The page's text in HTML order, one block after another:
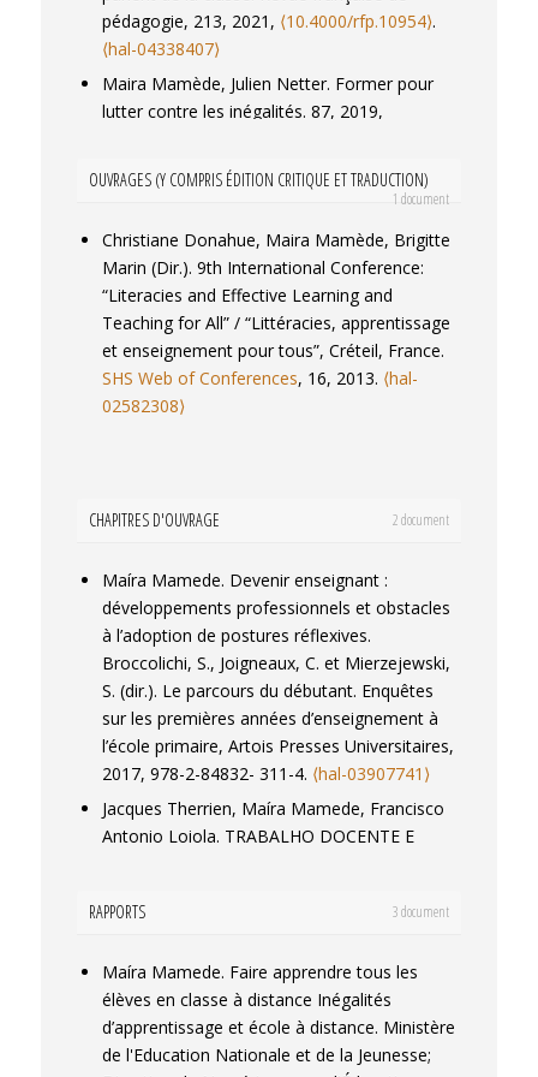
Toledo Cruz. Cahiers de la recherche sur
l'éducation et les savoirs.
Cahiers de la
20.⟨hal-03907648⟩
LA CONSTRUCTION DE LA CLASSE.
, 2020, 29, pp.35-
47.⟨halshs-04338817⟩
Maíra Mamede, Patrick Rayou. Prendre au
sérieux la part active des Élèves dans la
construction de la classe.Recherches en
Didactiques, 2020, N° 29 (1), pp.35-47.
⟨10.3917/rdid.029.0035⟩.⟨hal-03907603⟩
Claire Benveniste, Maíra de Araújo Mamede,
em contextos contrastados através de
Perspectiva, 2020, 38 (3), pp.1-22.
⟨10.5007/2175-795X.2020.e69997⟩. ⟨hal-
03370025⟩
Maira De Araujo Mamede. O corpo docente
frente às políticas de educação prioritária na
França: formação, entrada no trabalho e
trajetórias profissionais. Educar em Revista,
2020, 36 (HS3),⟨10.1590/0104-4060.69771⟩
⟨hal-03907449⟩
Maíra de Araujo Mamede. O corpo docente
França: formação, entrada no trabalho e
2020, 36,
⟨10.1590/0104-4060.69771⟩ .
03907615⟩
Sylvain Broccolichi, Maíra Mamede, Vanda
Mendes Ribeiro, M Cruz. Un cas extrême de
pédagogie, 213, 2021, ⟨10.4000/rfp.10954⟩.
⟨hal-04338407⟩
Maira Mamède, Julien Netter. Former pour
lutter contre les inégalités. 87, 2019,
OUVRAGES (Y COMPRIS ÉDITION CRITIQUE ET TRADUCTION)
1 document
Christiane Donahue, Maira Mamède, Brigitte
Marin (Dir.). 9th International Conference:
“Literacies and Effective Learning and
Teaching for All” / “Littéracies, apprentissage
et enseignement pour tous”, Créteil, France.
SHS Web of Conferences, 16, 2013. ⟨hal-
02582308⟩
CHAPITRES D'OUVRAGE 2 document
Maíra Mamede. Devenir enseignant :
développements professionnels et obstacles
à l’adoption de postures réflexives.
Broccolichi, S., Joigneaux, C. et Mierzejewski,
S. (dir.). Le parcours du débutant. Enquêtes
sur les premières années d’enseignement à
l’école primaire, Artois Presses Universitaires,
2017, 978-2-84832- 311-4. ⟨hal-03907741⟩
Jacques Therrien, Maíra Mamede, Francisco
Antonio Loiola. TRABALHO DOCENTE E
DOS CONTEÚDOS NO CONTEXTO DA SALA
(org). Formação e práticas docentes,
EDUECE, 2007, 978-85-872037-9-3.⟨hal-
03907752⟩
RAPPORTS 3 document
Maíra Mamede. Faire apprendre tous les
élèves en classe à distance Inégalités
d’apprentissage et école à distance. Ministère
de l'Education Nationale et de la Jeunesse;